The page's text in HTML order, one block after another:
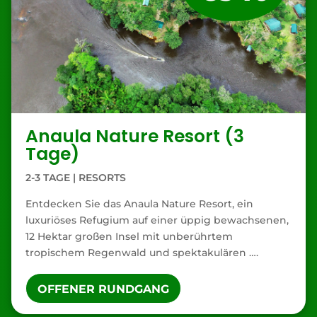
Anaula Nature Resort (3
Tage)
2-3 TAGE| RESORTS
Entdecken Sie das Anaula Nature Resort, ein
luxuriöses Refugium auf einer üppig bewachsenen,
12 Hektar großen Insel mit unberührtem
tropischem Regenwald und spektakulären ….
OFFENER RUNDGANG